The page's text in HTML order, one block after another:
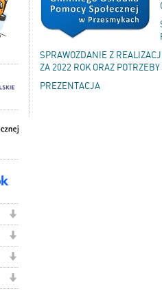
SPRAWOZDANIE Z
ZA 2022 ROK ORAZ
PREZENTACJA